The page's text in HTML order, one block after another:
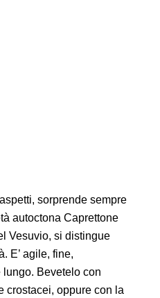
sorprende sempre
autoctona Caprettone
Vesuvio, si distingue
E’ agile, fine,
lungo. Bevetelo con
crostacei, oppure con la